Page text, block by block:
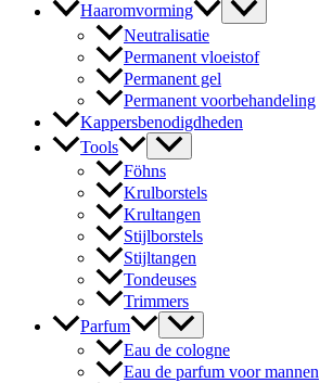
Haaromvorming
Neutralisatie
Permanent vloeistof
Permanent gel
Permanent voorbehandeling
Kappersbenodigdheden
Tools
Föhns
Krulborstels
Krultangen
Stijlborstels
Stijltangen
Tondeuses
Trimmers
Parfum
Eau de cologne
Eau de parfum voor mannen